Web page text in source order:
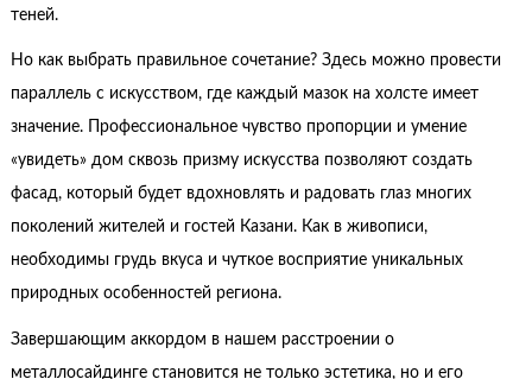
теней.
Но как выбрать правильное сочетание? Здесь можно провести
параллель с искусством, где каждый мазок на холсте имеет
значение. Профессиональное чувство пропорции и умение
«увидеть» дом сквозь призму искусства позволяют создать
фасад, который будет вдохновлять и радовать глаз многих
поколений жителей и гостей Казани. Как в живописи,
необходимы грудь вкуса и чуткое восприятие уникальных
природных особенностей региона.
Завершающим аккордом в нашем расстроении о
металлосайдинге становится не только эстетика, но и его